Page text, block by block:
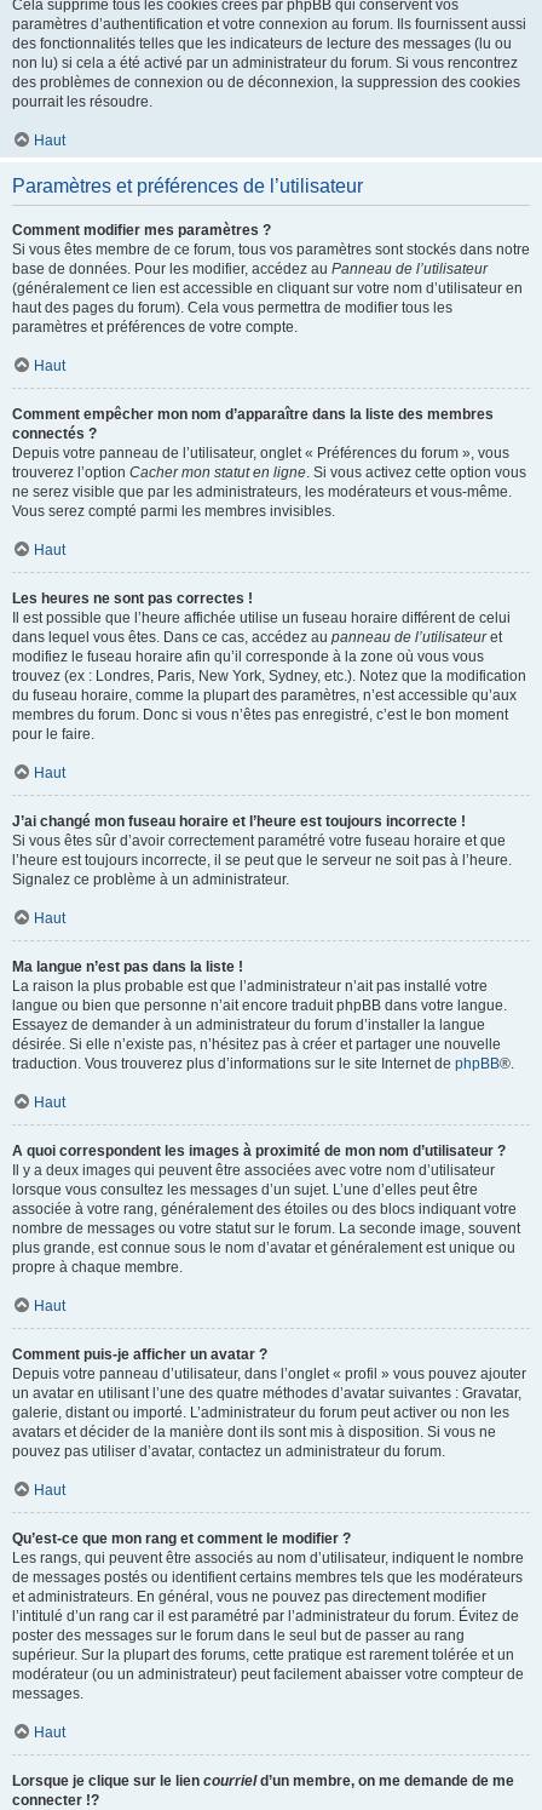
Cela supprime tous les cookies créés par phpBB qui conservent vos
paramètres d’authentification et votre connexion au forum. Ils fournissent aussi
des fonctionnalités telles que les indicateurs de lecture des messages (lu ou
non lu) si cela a été activé par un administrateur du forum. Si vous rencontrez
des problèmes de connexion ou de déconnexion, la suppression des cookies
pourrait les résoudre.
Haut
Paramètres et préférences de l’utilisateur
Comment modifier mes paramètres ?
Si vous êtes membre de ce forum, tous vos paramètres sont stockés dans notre
base de données. Pour les modifier, accédez au Panneau de l’utilisateur
(généralement ce lien est accessible en cliquant sur votre nom d’utilisateur en
haut des pages du forum). Cela vous permettra de modifier tous les
paramètres et préférences de votre compte.
Haut
Comment empêcher mon nom d’apparaître dans la liste des membres
connectés ?
Depuis votre panneau de l’utilisateur, onglet « Préférences du forum », vous
trouverez l’option Cacher mon statut en ligne. Si vous activez cette option vous
ne serez visible que par les administrateurs, les modérateurs et vous-même.
Vous serez compté parmi les membres invisibles.
Haut
Les heures ne sont pas correctes !
Il est possible que l’heure affichée utilise un fuseau horaire différent de celui
dans lequel vous êtes. Dans ce cas, accédez au panneau de l’utilisateuret
modifiez le fuseau horaire afin qu’il corresponde à la zone où vous vous
trouvez (ex : Londres, Paris, New York, Sydney, etc.). Notez que la modification
du fuseau horaire, comme la plupart des paramètres, n’est accessible qu’aux
membres du forum. Donc si vous n’êtes pas enregistré, c’est le bon moment
pour le faire.
Haut
J’ai changé mon fuseau horaire et l’heure est toujours incorrecte !
Si vous êtes sûr d’avoir correctement paramétré votre fuseau horaire et que
l’heure est toujours incorrecte, il se peut que le serveur ne soit pas à l’heure.
Signalez ce problème à un administrateur.
Haut
Ma langue n’est pas dans la liste !
La raison la plus probable est que l’administrateur n’ait pas installé votre
langue ou bien que personne n’ait encore traduit phpBB dans votre langue.
Essayez de demander à un administrateur du forum d’installer la langue
désirée. Si elle n’existe pas, n’hésitez pas à créer et partager une nouvelle
traduction. Vous trouverez plus d’informations sur le site Internet de phpBB®.
Haut
A quoi correspondent les images à proximité de mon nom d’utilisateur ?
Il y a deux images qui peuvent être associées avec votre nom d’utilisateur
lorsque vous consultez les messages d’un sujet. L’une d’elles peut être
associée à votre rang, généralement des étoiles ou des blocs indiquant votre
nombre de messages ou votre statut sur le forum. La seconde image, souvent
plus grande, est connue sous le nom d’avatar et généralement est unique ou
propre à chaque membre.
Haut
Comment puis-je afficher un avatar ?
Depuis votre panneau d’utilisateur, dans l’onglet « profil » vous pouvez ajouter
un avatar en utilisant l’une des quatre méthodes d’avatar suivantes : Gravatar,
galerie, distant ou importé. L’administrateur du forum peut activer ou non les
avatars et décider de la manière dont ils sont mis à disposition. Si vous ne
pouvez pas utiliser d’avatar, contactez un administrateur du forum.
Haut
Qu’est-ce que mon rang et comment le modifier ?
Les rangs, qui peuvent être associés au nom d’utilisateur, indiquent le nombre
de messages postés ou identifient certains membres tels que les modérateurs
et administrateurs. En général, vous ne pouvez pas directement modifier
l’intitulé d’un rang car il est paramétré par l’administrateur du forum. Évitez de
poster des messages sur le forum dans le seul but de passer au rang
supérieur. Sur la plupart des forums, cette pratique est rarement tolérée et un
modérateur (ou un administrateur) peut facilement abaisser votre compteur de
messages.
Haut
Lorsque je clique sur le lien courrield’un membre, on me demande de me
connecter !?